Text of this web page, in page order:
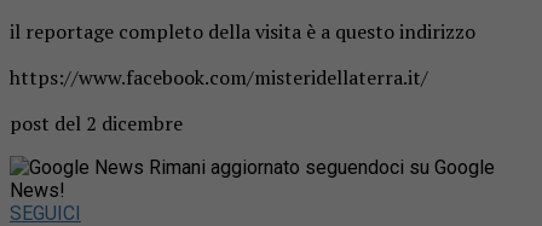
il reportage completo della visita è a questo indirizzo
https://www.facebook.com/misteridellaterra.it/
post del 2 dicembre
Rimani aggiornato seguendoci su Google
News!
SEGUICI